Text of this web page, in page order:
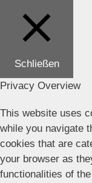
Schließen
Privacy Overview
This website uses
while you navigate
cookies that are
your browser as
functionalities of